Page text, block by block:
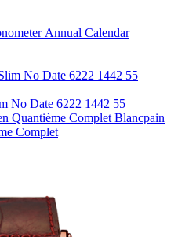
Annual Calendar
No Date 6222 1442 55
Blancpain
Complet